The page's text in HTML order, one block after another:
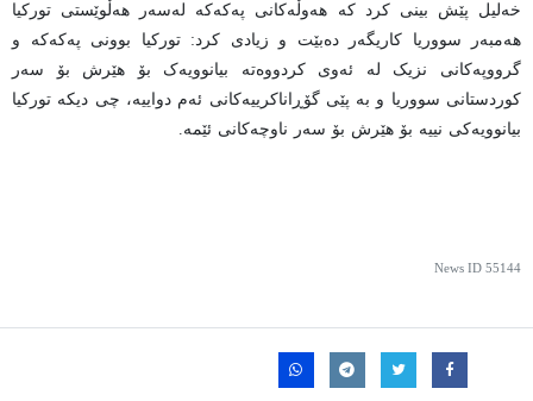
خەلیل پێش بینی کرد کە هەوڵەکانی پەکەکە لەسەر هەڵوێستی تورکیا
هەمبەر سووریا کاریگەر دەبێت و زیادی کرد: تورکیا بوونی پەکەکە و
گرووپەکانی نزیک لە ئەوی کردووەتە بیانوویەک بۆ هێرش بۆ سەر
کوردستانی سووریا و بە پێی گۆڕاناکرییەکانی ئەم دواییە، چی دیکە تورکیا
بیانوویەکی نییە بۆ هێرش بۆ سەر ناوچەکانی ئێمە.
News ID 55144